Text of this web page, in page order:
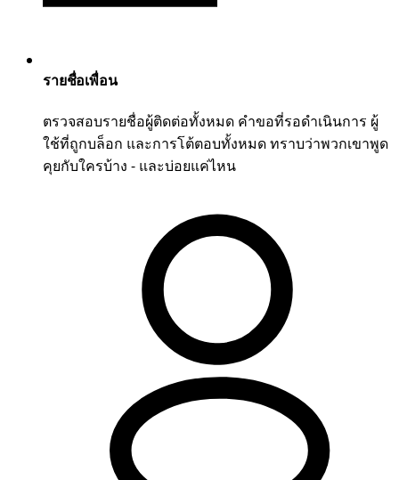
รายชื่อเพื่อน
ตรวจสอบรายชื่อผู้ติดต่อทั้งหมด คำขอที่รอดำเนินการ ผู้
ใช้ที่ถูกบล็อก และการโต้ตอบทั้งหมด ทราบว่าพวกเขาพูด
คุยกับใครบ้าง - และบ่อยแค่ไหน